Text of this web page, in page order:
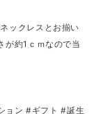
ックレスとお揃い
が約1ｃｍなので当
ョン #ギフト #誕生